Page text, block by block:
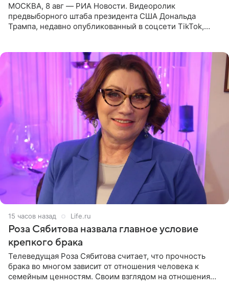
МОСКВА, 8 авг — РИА Новости. Видеоролик
предвыборного штаба президента США Дональда
Трампа, недавно опубликованный в соцсети TikTok,
15 часов назад Life.ru
Роза Сябитова назвала главное условие
крепкого брака
Телеведущая Роза Сябитова считает, что прочность
брака во многом зависит от отношения человека к
семейным ценностям. Своим взглядом на отношения